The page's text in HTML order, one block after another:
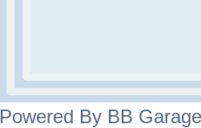
Powered By BB